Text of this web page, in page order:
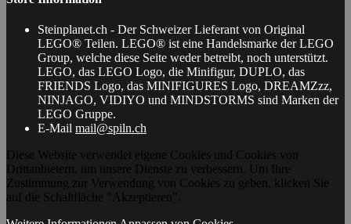
Steinplanet.ch - Der Schweizer Lieferant von Original
LEGO® Teilen. LEGO® ist eine Handelsmarke der LEGO
Group, welche diese Seite weder betreibt, noch unterstützt.
LEGO, das LEGO Logo, die Minifigur, DUPLO, das
FRIENDS Logo, das MINIFIGURES Logo, DREAMZzz,
NINJAGO, VIDIYO und MINDSTORMS sind Marken der
LEGO Gruppe.
E-Mail mail@spiln.ch
Diese Website verwendet eigene Cookies und Cookies von
Drittanbietern, um unsere Dienste zu verbessern. Um Ihre
Zustimmung zur Verwendung von Cookies zu geben, klicken Sie
auf die Schaltfläche "Akzeptieren".